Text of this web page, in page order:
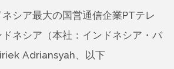
シア最大の国営通信企業PTテレ
ネシア（本社：インドネシア・バ
Adriansyah、以下